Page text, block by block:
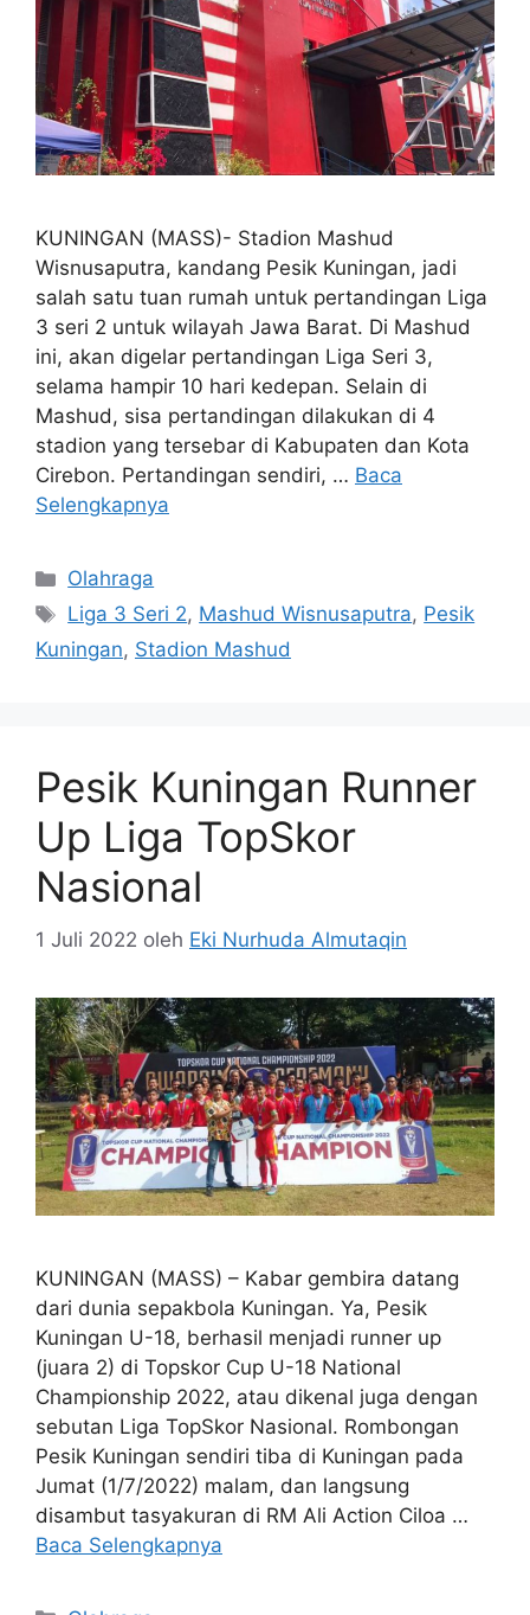
KUNINGAN (MASS)- Stadion Mashud
Wisnusaputra, kandang Pesik Kuningan, jadi
salah satu tuan rumah untuk pertandingan Liga
3 seri 2 untuk wilayah Jawa Barat. Di Mashud
ini, akan digelar pertandingan Liga Seri 3,
selama hampir 10 hari kedepan. Selain di
Mashud, sisa pertandingan dilakukan di 4
stadion yang tersebar di Kabupaten dan Kota
Cirebon. Pertandingan sendiri, … Baca
Selengkapnya
Kategori
Olahraga
Tag
Liga 3 Seri 2, Mashud Wisnusaputra, Pesik
Kuningan, Stadion Mashud
Pesik Kuningan Runner
Up Liga TopSkor
Nasional
1 Juli 2022 oleh Eki Nurhuda Almutaqin
KUNINGAN (MASS) – Kabar gembira datang
dari dunia sepakbola Kuningan. Ya, Pesik
Kuningan U-18, berhasil menjadi runner up
(juara 2) di Topskor Cup U-18 National
Championship 2022, atau dikenal juga dengan
sebutan Liga TopSkor Nasional. Rombongan
Pesik Kuningan sendiri tiba di Kuningan pada
Jumat (1/7/2022) malam, dan langsung
disambut tasyakuran di RM Ali Action Ciloa …
Baca Selengkapnya